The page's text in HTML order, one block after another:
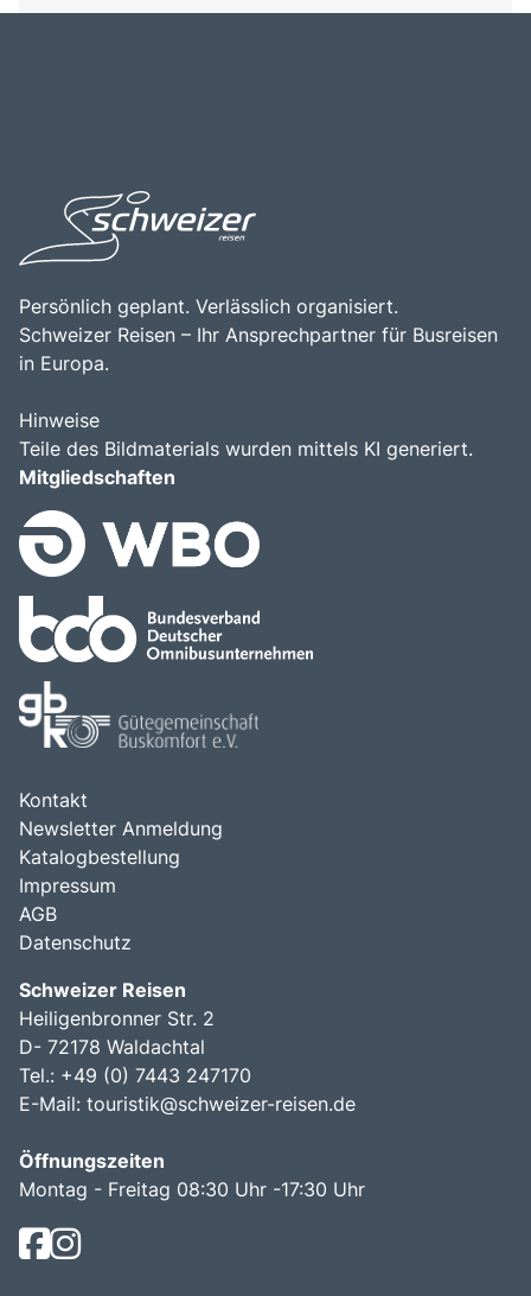
Persönlich geplant. Verlässlich organisiert.
Schweizer Reisen – Ihr Ansprechpartner für Busreisen
in Europa.
Hinweise
Teile des Bildmaterials wurden mittels KI generiert.
Mitgliedschaften
Kontakt
Newsletter Anmeldung
Katalogbestellung
Impressum
AGB
Datenschutz
Schweizer Reisen
Heiligenbronner Str. 2
D- 72178 Waldachtal
Tel.: +49 (0) 7443 247170
E-Mail: touristik@schweizer-reisen.de
Öffnungszeiten
Montag - Freitag 08:30 Uhr -17:30 Uhr